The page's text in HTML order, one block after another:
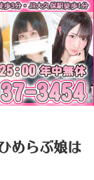
めらぶ娘は